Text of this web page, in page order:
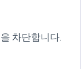
차단합니다.